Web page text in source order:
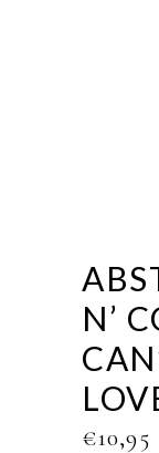
N’
€10,95